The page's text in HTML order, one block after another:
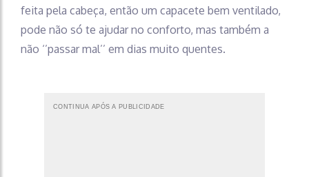
feita pela cabeça, então um capacete bem ventilado,
pode não só te ajudar no conforto, mas também a
não ‘’passar mal’’ em dias muito quentes.
CONTINUA APÓS A PUBLICIDADE